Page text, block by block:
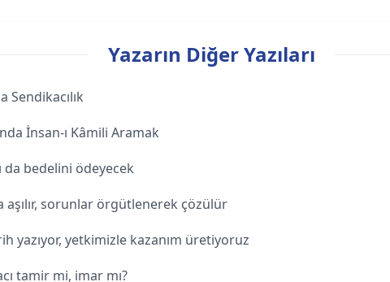
Yazarın Diğer Yazıları
Sendikacılık
İnsan-ı Kâmili Aramak
bedelini ödeyecek
aşılır, sorunlar örgütlenerek çözülür
yazıyor, yetkimizle kazanım üretiyoruz
tamir mi, imar mı?